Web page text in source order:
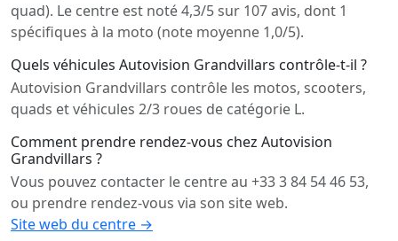
quad). Le centre est noté 4,3/5 sur 107 avis, dont 1
spécifiques à la moto (note moyenne 1,0/5).
Quels véhicules Autovision Grandvillars contrôle-t-il ?
Autovision Grandvillars contrôle les motos, scooters,
quads et véhicules 2/3 roues de catégorie L.
Comment prendre rendez-vous chez Autovision
Grandvillars ?
Vous pouvez contacter le centre au +33 3 84 54 46 53,
ou prendre rendez-vous via son site web.
Site web du centre →